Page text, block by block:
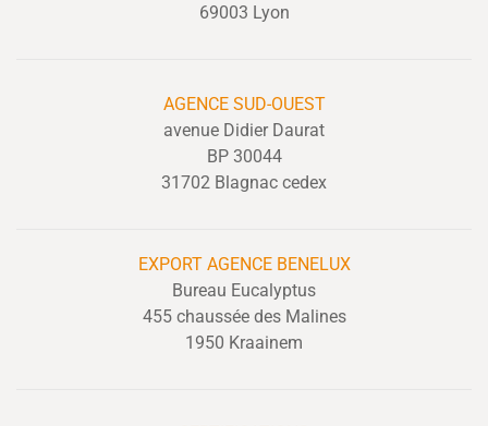
69003 Lyon
AGENCE SUD-OUEST
avenue Didier Daurat
BP 30044
31702 Blagnac cedex
EXPORTAGENCE BENELUX
Bureau Eucalyptus
455 chaussée des Malines
1950 Kraainem